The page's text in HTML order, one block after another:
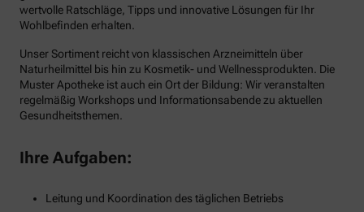
wertvolle Ratschläge, Tipps und innovative Lösungen für Ihr
Wohlbefinden erhalten.
Unser Sortiment reicht von klassischen Arzneimitteln über
Naturheilmittel bis hin zu Kosmetik- und Wellnessprodukten. Die
Muster Apotheke ist auch ein Ort der Bildung: Wir veranstalten
regelmäßig Workshops und Informationsabende zu aktuellen
Gesundheitsthemen.
Ihre Aufgaben:
Leitung und Koordination des täglichen Betriebs